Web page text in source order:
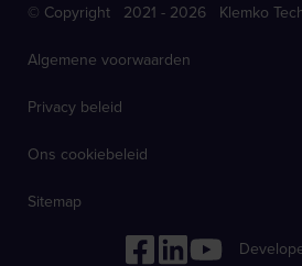
© Copyright 2021 - 2026 Klemko
Algemene voorwaarden
Privacy beleid
Ons cookiebeleid
Sitemap